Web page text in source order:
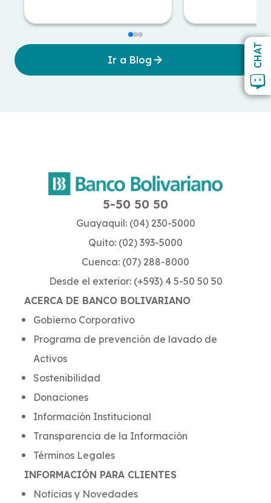
CHAT
Ir a Blog
ACERCA DE BANCO BOLIVARIANO
Gobierno Corporativo
Programa de prevención de lavado de
Activos
Sostenibilidad
Donaciones
Información Institucional
Transparencia de la Información
Términos Legales
INFORMACIÓN PARA CLIENTES
Noticias y Novedades
5-50 50 50
Guayaquil: (04) 230-5000
Quito: (02) 393-5000
Cuenca: (07) 288-8000
Desde el exterior: (+593) 4 5-50 50 50